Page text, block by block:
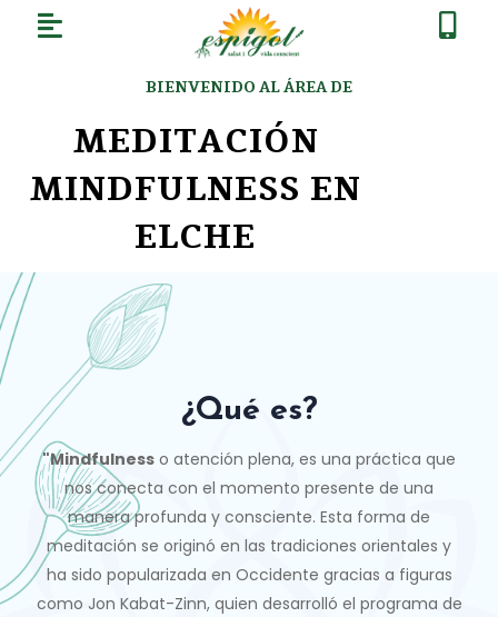
BIENVENIDO AL ÁREA DE
MEDITACIÓN
MINDFULNESS EN
ELCHE
¿Qué es?
"Mindfulness o atención plena, es una práctica que
nos conecta con el momento presente de una
manera profunda y consciente. Esta forma de
meditación se originó en las tradiciones orientales y
ha sido popularizada en Occidente gracias a figuras
como Jon Kabat-Zinn, quien desarrolló el programa de